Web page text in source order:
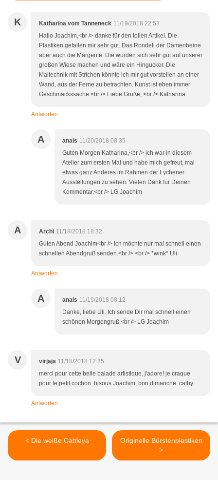
K Katharina vom Tanneneck 11/19/2018 22:53
Hallo Joachim,<br /> danke für den tollen Artikel. Die
Plastiken gefallen mir sehr gut. Das Rondell der Damenbeine
aber auch die Margerite. Die würden sich sehr gut auf unserer
großen Wiese machen und wäre ein Hingucker. Die
Maltechnik mit Strichen könnte ich mir gut vorstellen an einer
Wand, aus der Ferne zu betrachten. Kunst ist eben immer
Geschmackssache.<br /> Liebe Grüße, <br /> Katharina
Antworten
A anais 11/20/2018 08:35
Guten Morgen Katharina,<br /> ich war in diesem
Atelier zum ersten Mal und habe mich gefreut, mal
etwas ganz Anderes im Rahmen der Lychener
Ausstellungen zu sehen. Vielen Dank für Deinen
Kommentar.<br /> LG Joachim
A Archi 11/18/2018 18:32
Guten Abend Joachim<br /> Ich möchte nur mal schnell einen
schnellen Abendgruß senden.<br /> <br /> *wink* Uli
Antworten
A anais 11/19/2018 08:12
Danke, liebe Uli. Ich sende Dir mal schnell einen
schönen Morgengruß.<br /> LG Joachim
V virjaja 11/18/2018 12:35
merci pour cette belle balade artistique, j'adore! je craque
pour le petit cochon. bisous Joachim, bon dimanche. cathy
Antworten
< Die weiße Cattleya
Originelle Bürstenplastiken
>